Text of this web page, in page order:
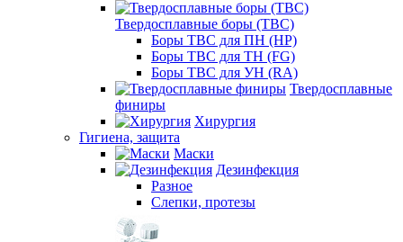
Твердосплавные боры (ТВС)
Боры ТВС для ПН (HP)
Боры ТВС для ТН (FG)
Боры ТВС для УН (RA)
Твердосплавные
финиры
Хирургия
Гигиена, защита
Маски
Дезинфекция
Разное
Слепки, протезы